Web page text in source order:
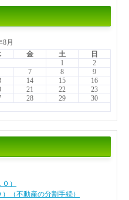
8月
金 土
日
1
2
7 8
9
14 15
16
21 22
23
28 29
30
）
（不動産の分割手続）